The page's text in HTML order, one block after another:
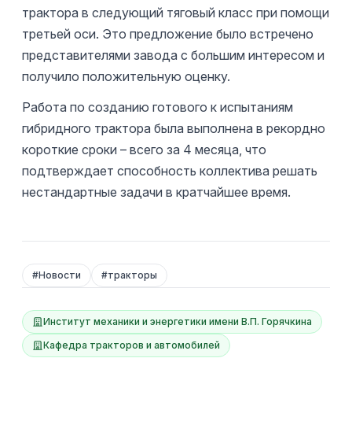
трактора в следующий тяговый класс при помощи
третьей оси. Это предложение было встречено
представителями завода с большим интересом и
получило положительную оценку.
Работа по созданию готового к испытаниям
гибридного трактора была выполнена в рекордно
короткие сроки – всего за 4 месяца, что
подтверждает способность коллектива решать
нестандартные задачи в кратчайшее время.
#Новости #тракторы
Институт механики и энергетики имени В.П. Горячкина
Кафедра тракторов и автомобилей